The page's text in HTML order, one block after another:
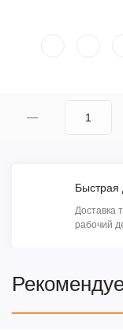
Быстрая
Доставка
рабочий